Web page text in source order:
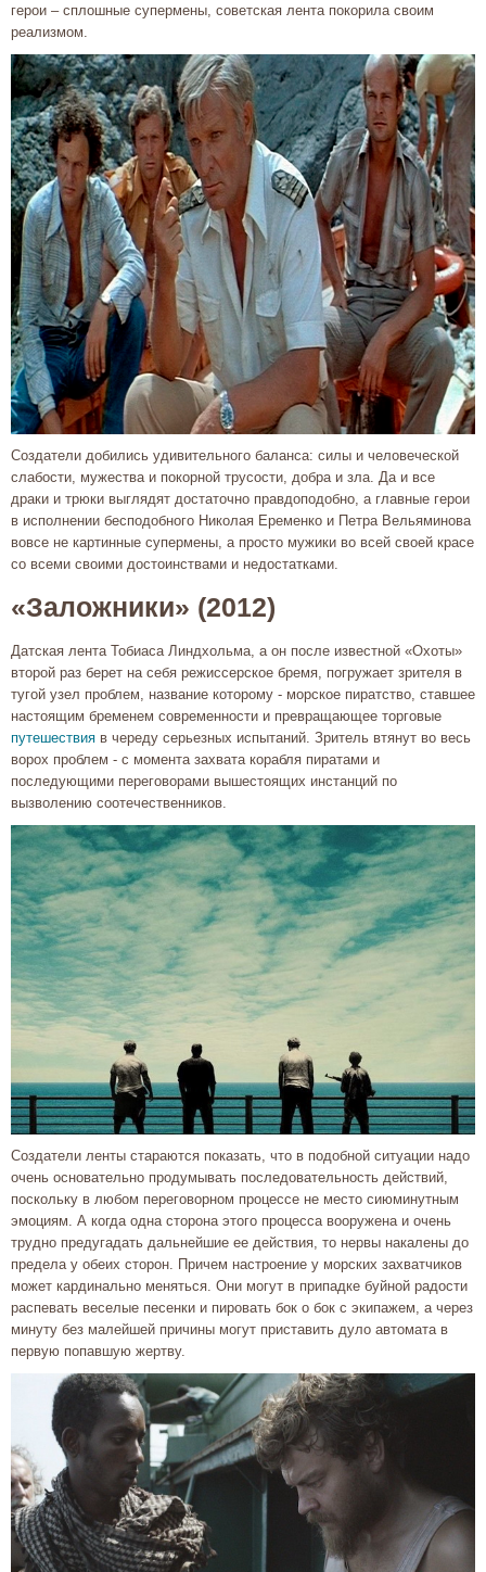
герои – сплошные супермены, советская лента покорила своим
реализмом.
Создатели добились удивительного баланса: силы и человеческой
слабости, мужества и покорной трусости, добра и зла. Да и все
драки и трюки выглядят достаточно правдоподобно, а главные герои
в исполнении бесподобного Николая Еременко и Петра Вельяминова
вовсе не картинные супермены, а просто мужики во всей своей красе
со всеми своими достоинствами и недостатками.
«Заложники» (2012)
Датская лента Тобиаса Линдхольма, а он после известной «Охоты»
второй раз берет на себя режиссерское бремя, погружает зрителя в
тугой узел проблем, название которому - морское пиратство, ставшее
настоящим бременем современности и превращающее торговые
путешествия в череду серьезных испытаний. Зритель втянут во весь
ворох проблем - с момента захвата корабля пиратами и
последующими переговорами вышестоящих инстанций по
вызволению соотечественников.
Создатели ленты стараются показать, что в подобной ситуации надо
очень основательно продумывать последовательность действий,
поскольку в любом переговорном процессе не место сиюминутным
эмоциям. А когда одна сторона этого процесса вооружена и очень
трудно предугадать дальнейшие ее действия, то нервы накалены до
предела у обеих сторон. Причем настроение у морских захватчиков
может кардинально меняться. Они могут в припадке буйной радости
распевать веселые песенки и пировать бок о бок с экипажем, а через
минуту без малейшей причины могут приставить дуло автомата в
первую попавшую жертву.